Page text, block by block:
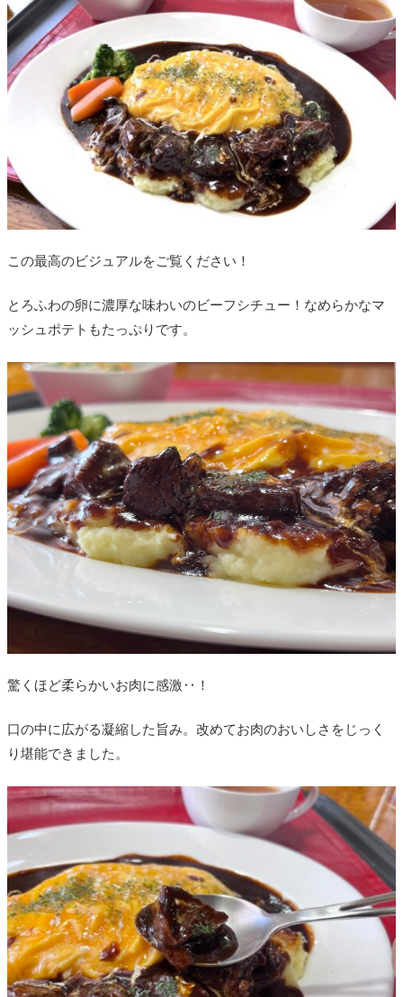
この最高のビジュアルをご覧ください！
とろふわの卵に濃厚な味わいのビーフシチュー！なめらかなマ
ッシュポテトもたっぷりです。
驚くほど柔らかいお肉に感激‥！
口の中に広がる凝縮した旨み。改めてお肉のおいしさをじっく
り堪能できました。